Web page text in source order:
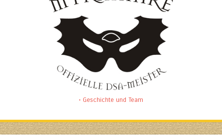
• Geschichte und Team